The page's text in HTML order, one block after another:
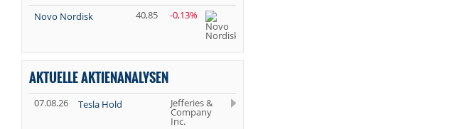
Novo Nordisk 40,85 -0,13%
AKTUELLE AKTIENANALYSEN
07.08.26 Tesla Hold Jefferies &
Company
Inc.